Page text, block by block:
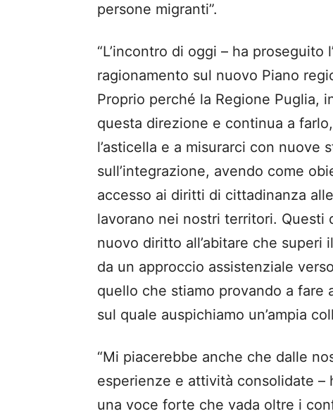
persone migranti”.
“L’incontro di oggi – ha proseguito
ragionamento sul nuovo Piano
Proprio perché la Regione Puglia,
questa direzione e continua a
l’asticella e a misurarci con nuove
sull’integrazione, avendo come
accesso ai diritti di cittadinanza
lavorano nei nostri territori. Questi
nuovo diritto all’abitare che
da un approccio assistenziale
quello che stiamo provando a fare
sul quale auspichiamo un’ampia
“Mi piacerebbe anche che dalle
esperienze e attività consolidate –
una voce forte che vada oltre i